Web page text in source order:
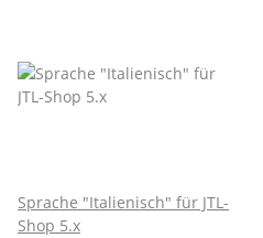
Sprache "Italienisch" für JTL-
Shop 5.x